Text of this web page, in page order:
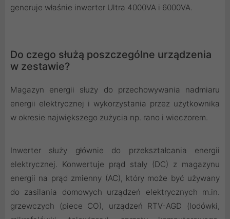
generuje właśnie inwerter Ultra 4000VA i 6000VA.
Do czego służą poszczególne urządzenia
w zestawie?
Magazyn energii służy do przechowywania nadmiaru
energii elektrycznej i wykorzystania przez użytkownika
w okresie największego zużycia np. rano i wieczorem.
Inwerter służy głównie do przekształcania energii
elektrycznej. Konwertuje prąd stały (DC) z magazynu
energii na prąd zmienny (AC), który może być używany
do zasilania domowych urządzeń elektrycznych m.in.
grzewczych (piece CO), urządzeń RTV-AGD (lodówki,